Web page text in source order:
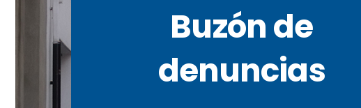
Buzón de
denuncias